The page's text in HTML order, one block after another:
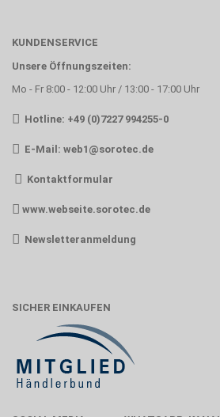
KUNDENSERVICE
Unsere Öffnungszeiten:
Mo - Fr 8:00 - 12:00 Uhr / 13:00 - 17:00 Uhr
Hotline: +49 (0)7227 994255-0
E-Mail: web1@sorotec.de
Kontaktformular
www.webseite.sorotec.de
Newsletteranmeldung
SICHER EINKAUFEN